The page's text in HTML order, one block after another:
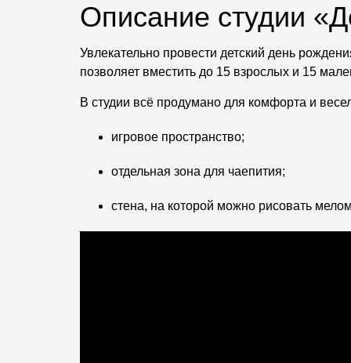
Описание студии
Увлекательно провести детский день
позволяет вместить до 15 взрослых и 15
В студии всё продумано для комфорта и
игровое пространство;
отдельная зона для чаепития;
стена, на которой можно рисовать